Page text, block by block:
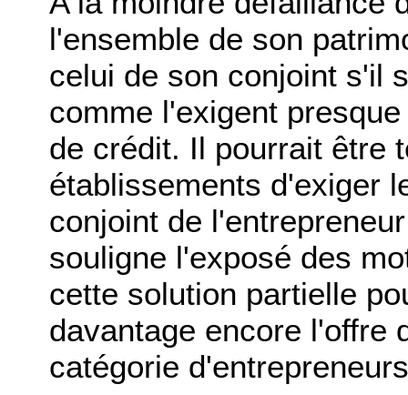
l'ensemble de son
celui de son conjoint s'il
comme l'exigent
de crédit. Il pourrait être
établissements d'exiger
conjoint de
souligne l'exposé des
cette solution partielle
davantage encore l'offre
catégorie